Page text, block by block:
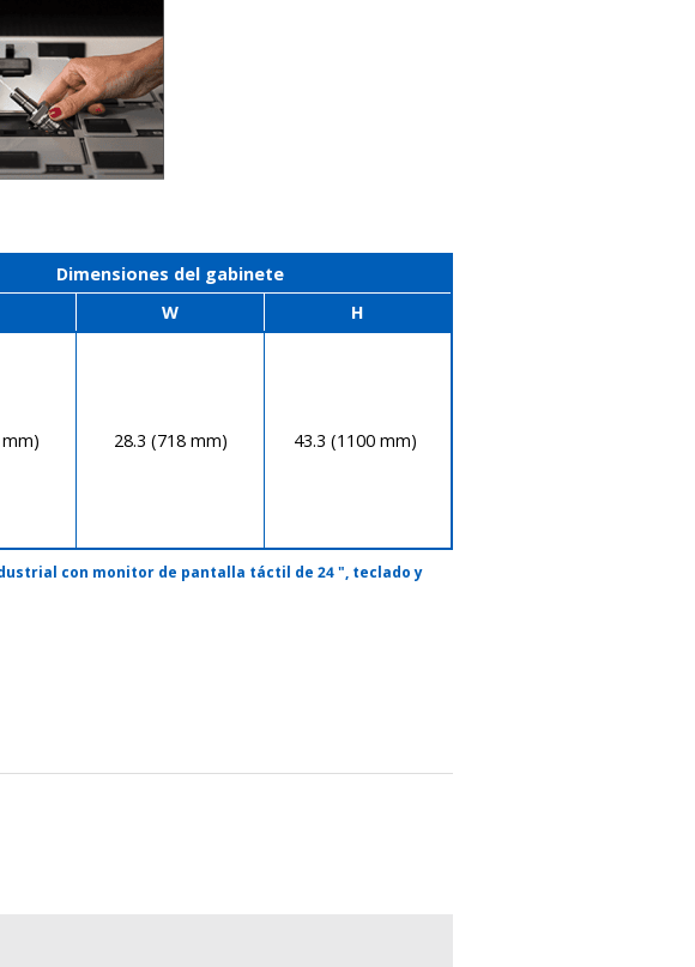
Dimensiones del gabinete
W
H
28.3 (718 mm) 43.3 (1100 mm)
con monitor de pantalla táctil de 24 ", teclado y